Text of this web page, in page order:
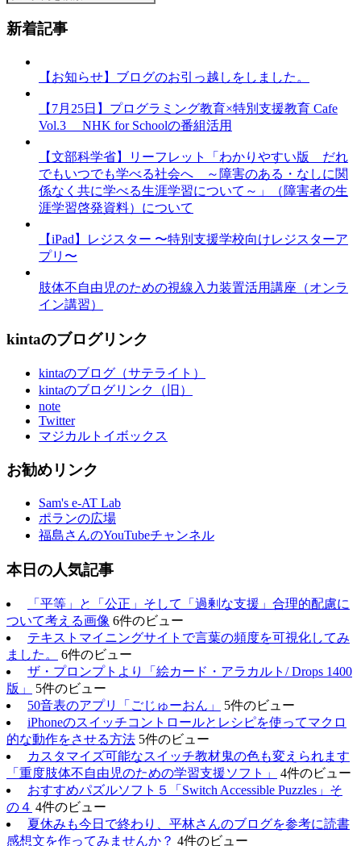
新着記事
【お知らせ】ブログのお引っ越しをしました。
【7月25日】プログラミング教育×特別支援教育 Cafe
Vol.3 NHK for Schoolの番組活用
【文部科学省】リーフレット「わかりやすい版 だれ
でもいつでも学べる社会へ ～障害のある・なしに関
係なく共に学べる生涯学習について～」（障害者の生
涯学習啓発資料）について
【iPad】レジスター 〜特別支援学校向けレジスターア
プリ〜
肢体不自由児のための視線入力装置活用講座（オンラ
イン講習）
kintaのブログリンク
kintaのブログ（サテライト）
kintaのブログリンク（旧）
note
Twitter
マジカルトイボックス
お勧めリンク
Sam's e-AT Lab
ポランの広場
福島さんのYouTubeチャンネル
本日の人気記事
「平等」と「公正」そして「過剰な支援」合理的配慮に
ついて考える画像 6件のビュー
テキストマイニングサイトで言葉の頻度を可視化してみ
ました。
6件のビュー
ザ・プロンプトより「絵カード・アラカルト/ Drops 1400
版」
5件のビュー
50音表のアプリ「ごじゅーおん」
5件のビュー
iPhoneのスイッチコントロールとレシピを使ってマクロ
的な動作をさせる方法 5件のビュー
カスタマイズ可能なスイッチ教材鬼の色も変えられます
「重度肢体不自由児のための学習支援ソフト」
4件のビュー
おすすめパズルソフト５「Switch Accessible Puzzles」そ
の４ 4件のビュー
夏休みも今日で終わり、平林さんのブログを参考に読書
感想文を作ってみませんか？ 4件のビュー